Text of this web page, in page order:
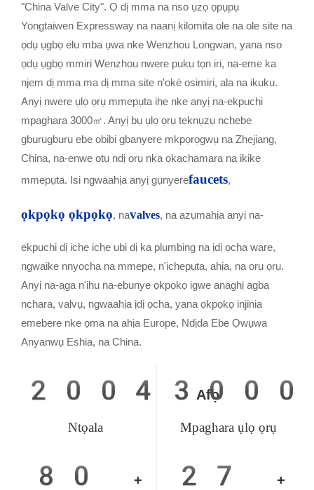
"China Valve City". Ọ dị mma na nso ụzọ ọpụpụ
Yongtaiwen Expressway na naanị kilomita ole na ole site na
ọdụ ụgbọ elu mba ụwa nke Wenzhou Longwan, yana nso
ọdụ ụgbọ mmiri Wenzhou nwere puku tọn iri, na-eme ka
njem dị mma ma dị mma site n'oké osimiri, ala na ikuku.
Anyị nwere ụlọ ọrụ mmepụta ihe nke anyị na-ekpuchi
mpaghara 3000㎡. Anyị bụ ụlọ ọrụ teknụzụ nchebe
gburugburu ebe obibi gbanyere mkpọrọgwụ na Zhejiang,
China, na-enwe otu ndị ọrụ nka ọkachamara na ikike
mmepụta. Isi ngwaahịa anyị gụnyerefaucets,
ọkpọkọ ọkpọkọ, navalves, na azụmahịa anyị na-
ekpuchi dị iche iche ubi dị ka plumbing na ịdị ọcha ware,
ngwaike nnyocha na mmepe, n'ichepụta, ahịa, na oru ọrụ.
Anyị na-aga n'ihu na-ebunye ọkpọkọ igwe anaghị agba
nchara, valvụ, ngwaahịa ịdị ọcha, yana ọkpọkọ injinia
emebere nke ọma na ahịa Europe, Ndịda Ebe Ọwụwa
Anyanwụ Eshia, na China.
2004 Afọ
Ntọala Mpaghara ụlọ ọrụ
80 + 27 +